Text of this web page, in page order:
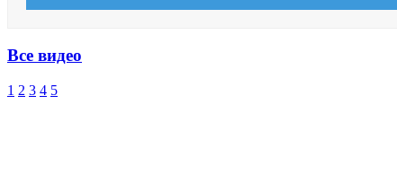
Все видео
1 2 3 4 5